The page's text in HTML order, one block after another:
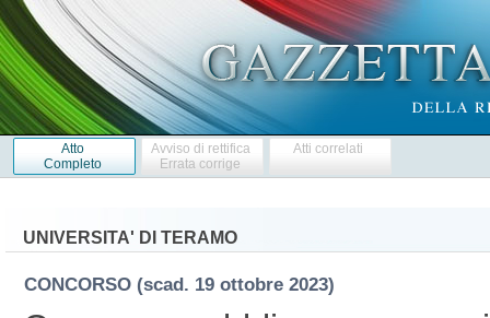
Atto
Completo
Avviso di rettifica
Errata corrige
Atti correlati
UNIVERSITA' DI TERAMO
CONCORSO (scad. 19 ottobre 2023)